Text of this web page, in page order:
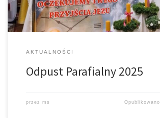
AKTUALNOŚCI
Odpust Parafialny 2025
przez ms